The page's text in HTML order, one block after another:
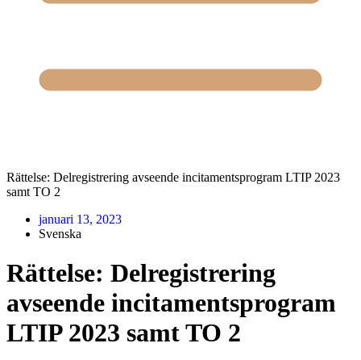
Rättelse: Delregistrering avseende incitaments­program LTIP 2023
samt TO 2
januari 13, 2023
Svenska
Rättelse: Delregistrering
avseende incitaments­program
LTIP 2023 samt TO 2